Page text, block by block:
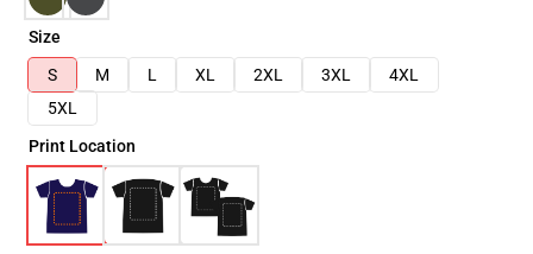
Size
S
M L XL 2XL 3XL
4XL
5XL
Print Location